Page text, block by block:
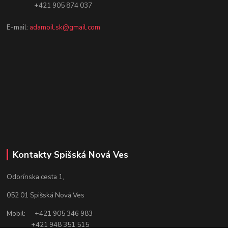
+421 905 874 037
E-mail: adamoil.sk@gmail.com
Kontakty Spišská Nová Ves
Odorínska cesta 1,
052 01 Spišská Nová Ves
Mobil: +421 905 346 983
+421 948 351 515